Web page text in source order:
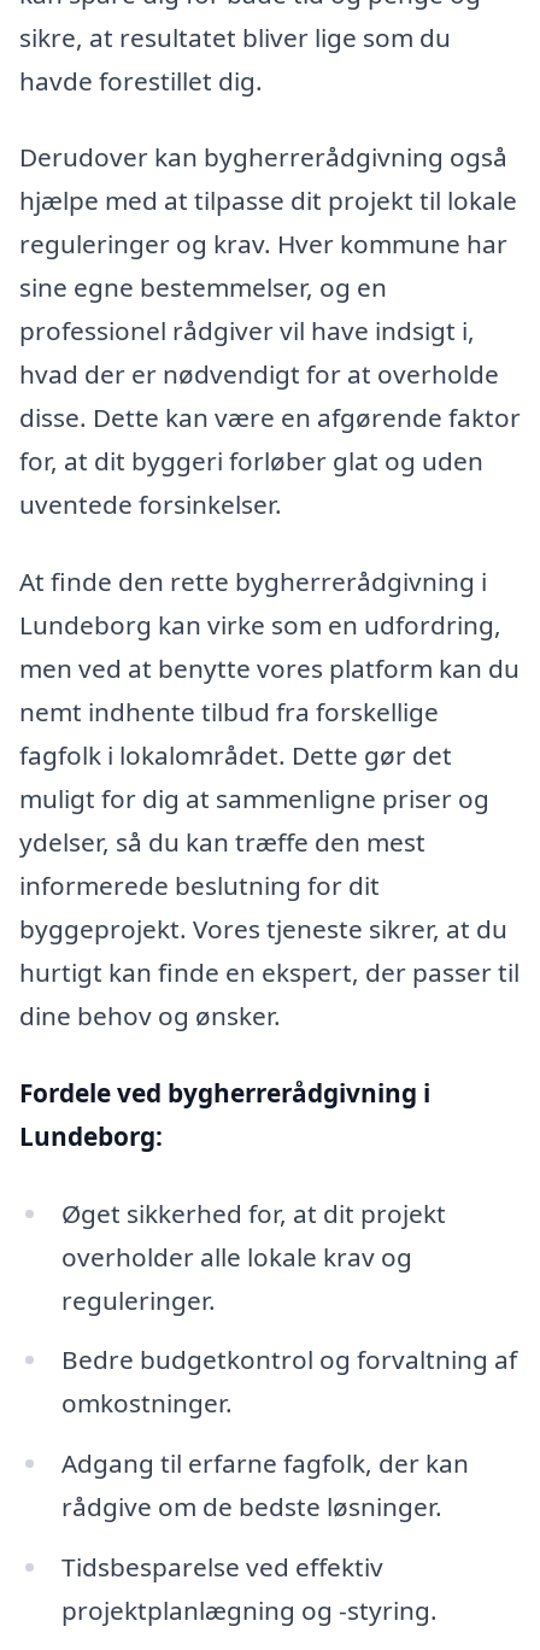
sikre, at resultatet bliver lige som du
havde forestillet dig.
Derudover kan bygherrerådgivning også
hjælpe med at tilpasse dit projekt til lokale
reguleringer og krav. Hver kommune har
sine egne bestemmelser, og en
professionel rådgiver vil have indsigt i,
hvad der er nødvendigt for at overholde
disse. Dette kan være en afgørende faktor
for, at dit byggeri forløber glat og uden
uventede forsinkelser.
At finde den rette bygherrerådgivning i
Lundeborg kan virke som en udfordring,
men ved at benytte vores platform kan du
nemt indhente tilbud fra forskellige
fagfolk i lokalområdet. Dette gør det
muligt for dig at sammenligne priser og
ydelser, så du kan træffe den mest
informerede beslutning for dit
byggeprojekt. Vores tjeneste sikrer, at du
hurtigt kan finde en ekspert, der passer til
dine behov og ønsker.
Fordele ved bygherrerådgivning i
Lundeborg:
Øget sikkerhed for, at dit projekt
overholder alle lokale krav og
reguleringer.
Bedre budgetkontrol og forvaltning af
omkostninger.
Adgang til erfarne fagfolk, der kan
rådgive om de bedste løsninger.
Tidsbesparelse ved effektiv
projektplanlægning og -styring.